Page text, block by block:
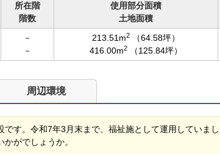
所在階
階数
使用部分面積
土地面積
－
－
213.51m2
（64.58坪）
416.00m2 （125.84坪）
周辺環境
す。令和7年3月末まで、福祉施として運用していま
がでしょうか。